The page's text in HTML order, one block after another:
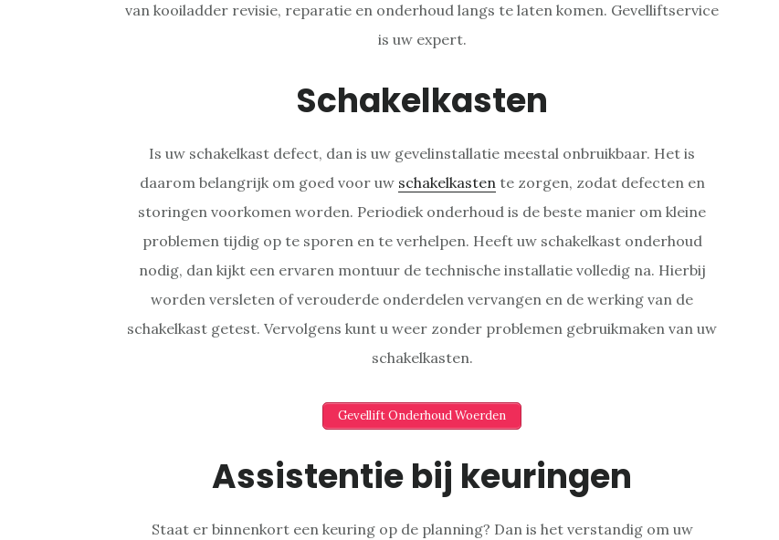
van kooiladder revisie, reparatie en onderhoud langs te laten komen. Gevelliftservice
is uw expert.
Schakelkasten
Is uw schakelkast defect, dan is uw gevelinstallatie meestal onbruikbaar. Het is
daarom belangrijk om goed voor uw schakelkastente zorgen, zodat defecten en
storingen voorkomen worden. Periodiek onderhoud is de beste manier om kleine
problemen tijdig op te sporen en te verhelpen. Heeft uw schakelkast onderhoud
nodig, dan kijkt een ervaren montuur de technische installatie volledig na. Hierbij
worden versleten of verouderde onderdelen vervangen en de werking van de
schakelkast getest. Vervolgens kunt u weer zonder problemen gebruikmaken van uw
schakelkasten.
Gevellift Onderhoud Woerden
Assistentie bij keuringen
Staat er binnenkort een keuring op de planning? Dan is het verstandig om uw